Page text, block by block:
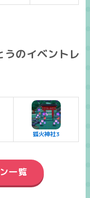
うのイベントレ
狐火神社3
一覧